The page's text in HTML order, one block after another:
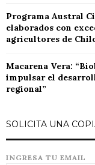
Programa Austral
elaborados con
agricultores de
Macarena Vera:
impulsar el
regional”
SOLICITA UNA
INGRESA TU EMAIL